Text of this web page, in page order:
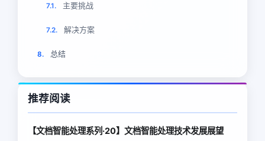
7.1. 主要挑战
7.2. 解决方案
8. 总结
推荐阅读
【文档智能处理系列·20】文档智能处理技术发展展望